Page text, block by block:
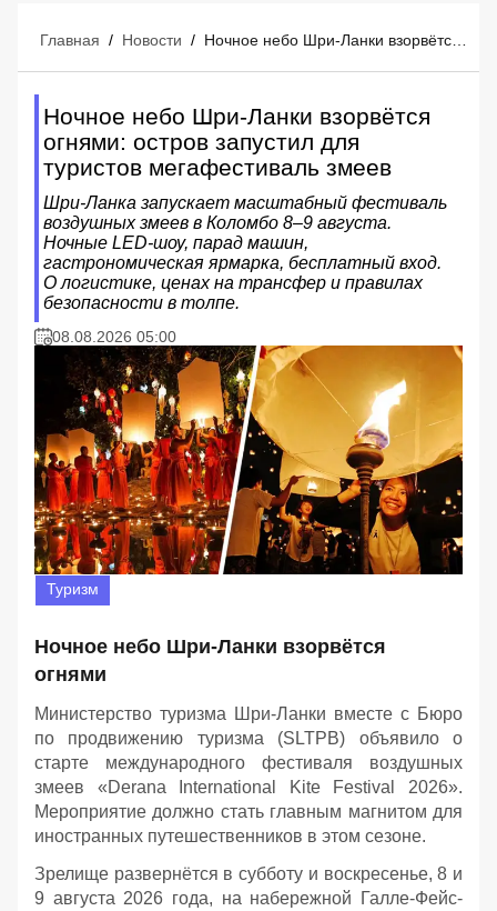
Главная / Новости /
Ночное небо Шри-Ланки взорвётся
огнями: остров запустил для
туристов мегафестиваль змеев
Шри-Ланка запускает масштабный фестиваль
воздушных змеев в Коломбо 8–9 августа.
Ночные LED-шоу, парад машин,
гастрономическая ярмарка, бесплатный вход.
О логистике, ценах на трансфер и правилах
безопасности в толпе.
08.08.2026 05:00
Туризм
Ночное небо Шри-Ланки взорвётся
огнями
Министерство туризма Шри-Ланки вместе с Бюро
по продвижению туризма (SLTPB) объявило о
старте международного фестиваля воздушных
змеев «Derana International Kite Festival 2026».
Мероприятие должно стать главным магнитом для
иностранных путешественников в этом сезоне.
Зрелище развернётся в субботу и воскресенье, 8 и
9 августа 2026 года, на набережной Галле-Фейс-